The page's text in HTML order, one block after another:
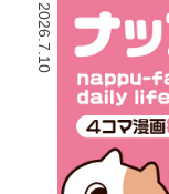
2026.7.10